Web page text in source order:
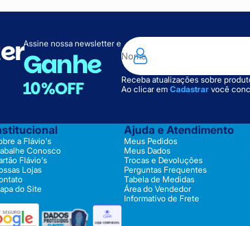
Assine nossa newsletter e
Ganhe
10%OFF
Receba atualizações sobre
Ao clicar em Cadastrar você
a Flávio's
Conosco
Flávio's
Lojas
do Site
Ajuda e Atendimento
Meus Pedidos
Meus Dados
Trocas e Devoluções
Perguntas Frequentes
Tabela de Medidas
Área do Vendedor
Informativo de Frete